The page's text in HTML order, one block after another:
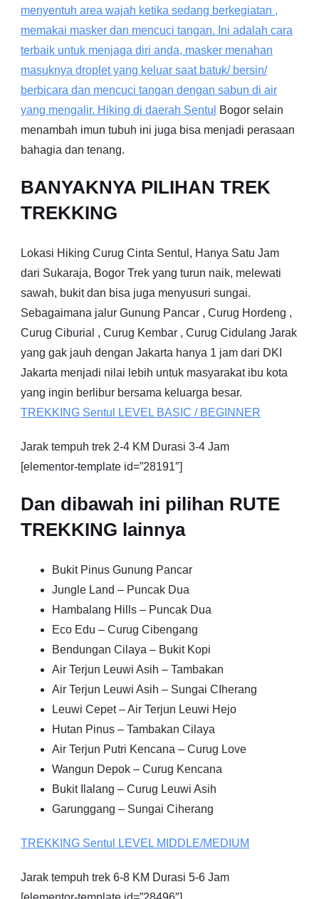
menyentuh area wajah ketika sedang berkegiatan ,
memakai masker dan mencuci tangan. Ini adalah cara
terbaik untuk menjaga diri anda, masker menahan
masuknya droplet yang keluar saat batuk/ bersin/
berbicara dan mencuci tangan dengan sabun di air
yang mengalir. Hiking di daerah Sentul
Bogor selain
menambah imun tubuh ini juga bisa menjadi perasaan
bahagia dan tenang.
BANYAKNYA PILIHAN TREK
TREKKING
Lokasi Hiking Curug Cinta Sentul, Hanya Satu Jam
dari Sukaraja, Bogor Trek yang turun naik, melewati
sawah, bukit dan bisa juga menyusuri sungai.
Sebagaimana jalur Gunung Pancar , Curug Hordeng ,
Curug Ciburial , Curug Kembar , Curug Cidulang Jarak
yang gak jauh dengan Jakarta hanya 1 jam dari DKI
Jakarta menjadi nilai lebih untuk masyarakat ibu kota
yang ingin berlibur bersama keluarga besar.
TREKKING Sentul LEVEL BASIC / BEGINNER
Jarak tempuh trek 2-4 KM Durasi 3-4 Jam
[elementor-template id=”28191″]
Dan dibawah ini pilihan RUTE
TREKKING lainnya
Bukit Pinus Gunung Pancar
Jungle Land – Puncak Dua
Hambalang Hills – Puncak Dua
Eco Edu – Curug Cibengang
Bendungan Cilaya – Bukit Kopi
Air Terjun Leuwi Asih – Tambakan
Air Terjun Leuwi Asih – Sungai CIherang
Leuwi Cepet – Air Terjun Leuwi Hejo
Hutan Pinus – Tambakan Cilaya
Air Terjun Putri Kencana – Curug Love
Wangun Depok – Curug Kencana
Bukit Ilalang – Curug Leuwi Asih
Garunggang – Sungai Ciherang
TREKKING Sentul LEVEL MIDDLE/MEDIUM
Jarak tempuh trek 6-8 KM Durasi 5-6 Jam